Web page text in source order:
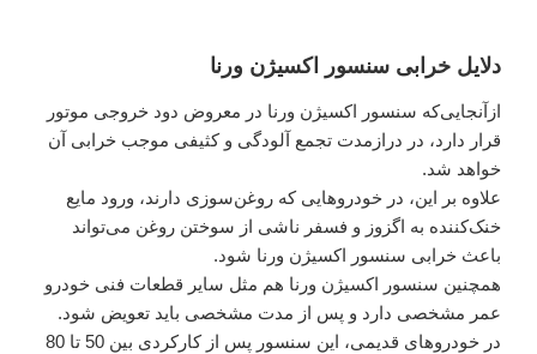
دلایل خرابی سنسور اکسیژن ورنا
ازآنجایی‌که سنسور اکسیژن ورنا در معروض دود خروجی موتور
قرار دارد، در درازمدت تجمع آلودگی و کثیفی موجب خرابی آن
خواهد شد.
علاوه بر این، در خودروهایی که روغن‌سوزی دارند، ورود مایع
خنک‌کننده به اگزوز و فسفر ناشی از سوختن روغن می‌تواند
باعث خرابی سنسور اکسیژن ورنا شود.
همچنین سنسور اکسیژن ورنا هم مثل سایر قطعات فنی خودرو
عمر مشخصی دارد و پس از مدت مشخصی باید تعویض شود.
در خودروهای قدیمی، این سنسور پس از کارکردی بین 50 تا 80